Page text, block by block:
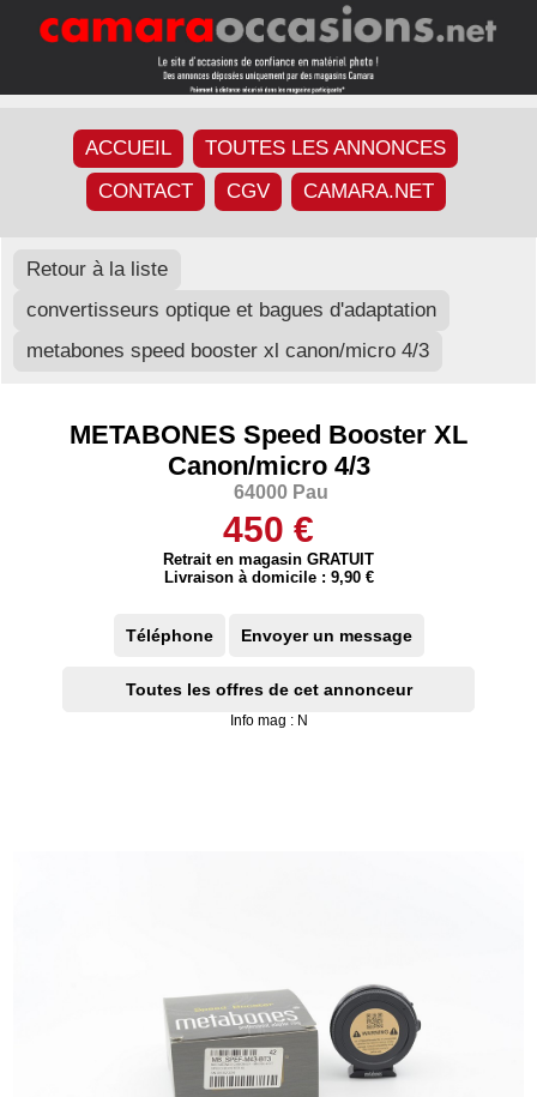
ACCUEIL
TOUTES LES ANNONCES
CONTACT
CGV CAMARA.NET
Retour à la liste
convertisseurs optique et bagues d'adaptation
metabones speed booster xl canon/micro 4/3
METABONES Speed Booster XL
Canon/micro 4/3
64000 Pau
450 €
Retrait en magasin GRATUIT
Livraison à domicile : 9,90 €
Téléphone Envoyer un message
Toutes les offres de cet annonceur
Info mag : N